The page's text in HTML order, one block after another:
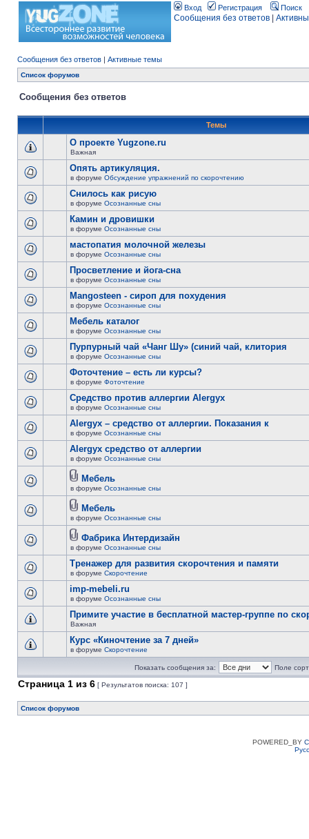
Вход Регистрация Поиск
Сообщения без ответов
Сообщения без ответов | Активные темы
Список форумов
Сообщения без ответов
Темы
О проекте Yugzone.ru
Важная
Опять артикуляция.
в форуме Обсуждение упражнений по скорочтению
Снилось как рисую
в форуме Осознанные сны
Камин и дровишки
в форуме Осознанные сны
мастопатия молочной железы
в форуме Осознанные сны
Просветление и йога-сна
в форуме Осознанные сны
Mangosteen - сироп для похудения
в форуме Осознанные сны
Мебель каталог
в форуме Осознанные сны
Пурпурный чай «Чанг Шу» (синий чай, клитория
в форуме Осознанные сны
Фоточтение – есть ли курсы?
в форуме Фоточтение
Cредство против аллергии Alergyx
в форуме Осознанные сны
Alergyx – средство от аллергии. Показания к
в форуме Осознанные сны
Alergyx средство от аллергии
в форуме Осознанные сны
Мебель
в форуме Осознанные сны
Мебель
в форуме Осознанные сны
Фабрика Интердизайн
в форуме Осознанные сны
Тренажер для развития скорочтения и памяти
в форуме Скорочтение
imp-mebeli.ru
в форуме Осознанные сны
Примите участие в бесплатной мастер-группе по
Важная
Курс «Киночтение за 7 дней»
в форуме Скорочтение
Показать сообщения за: Поле
Страница 1 из 6 [ Результатов поиска: 107 ]
Список форумов
POWERED_BY